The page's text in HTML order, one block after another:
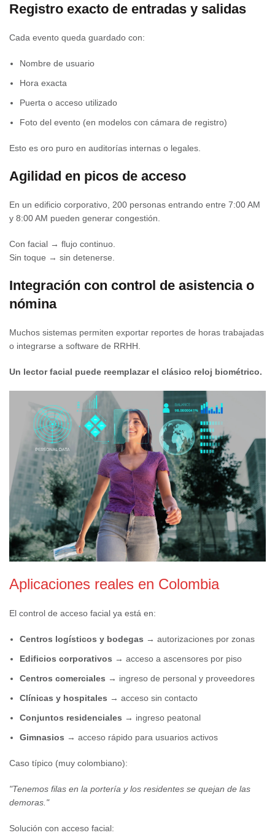
Registro exacto de entradas y salidas
Cada evento queda guardado con:
Nombre de usuario
Hora exacta
Puerta o acceso utilizado
Foto del evento (en modelos con cámara de registro)
Esto es oro puro en auditorías internas o legales.
Agilidad en picos de acceso
En un edificio corporativo, 200 personas entrando entre 7:00 AM
y 8:00 AM pueden generar congestión.
Con facial → flujo continuo.
Sin toque → sin detenerse.
Integración con control de asistencia o
nómina
Muchos sistemas permiten exportar reportes de horas trabajadas
o integrarse a software de RRHH.
Un lector facial puede reemplazar el clásico reloj biométrico.
Aplicaciones reales en Colombia
El control de acceso facial ya está en:
Centros logísticos y bodegas → autorizaciones por zonas
Edificios corporativos → acceso a ascensores por piso
Centros comerciales → ingreso de personal y proveedores
Clínicas y hospitales → acceso sin contacto
Conjuntos residenciales → ingreso peatonal
Gimnasios → acceso rápido para usuarios activos
Caso típico (muy colombiano):
"Tenemos filas en la portería y los residentes se quejan de las
demoras."
Solución con acceso facial: